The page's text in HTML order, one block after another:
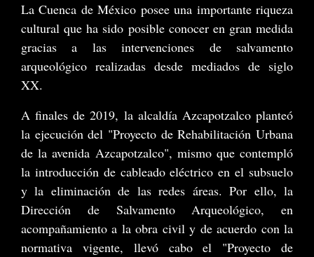
La Cuenca de México posee una importante riqueza
cultural que ha sido posible conocer en gran medida
gracias a las intervenciones de salvamento
arqueológico realizadas desde mediados de siglo
XX.
A finales de 2019, la alcaldía Azcapotzalco planteó
la ejecución del "Proyecto de Rehabilitación Urbana
de la avenida Azcapotzalco", mismo que contempló
la introducción de cableado eléctrico en el subsuelo
y la eliminación de las redes áreas. Por ello, la
Dirección de Salvamento Arqueológico, en
acompañamiento a la obra civil y de acuerdo con la
normativa vigente, llevó cabo el "Proyecto de